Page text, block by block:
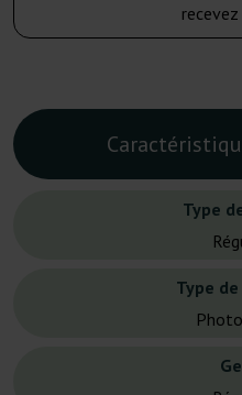
Type
Type